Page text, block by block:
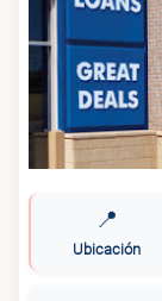
📍
Ubicación